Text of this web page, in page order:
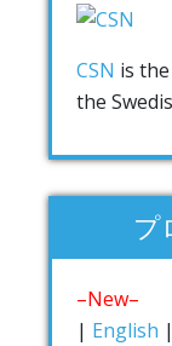
CSN is
the
プ
–New–
| English |